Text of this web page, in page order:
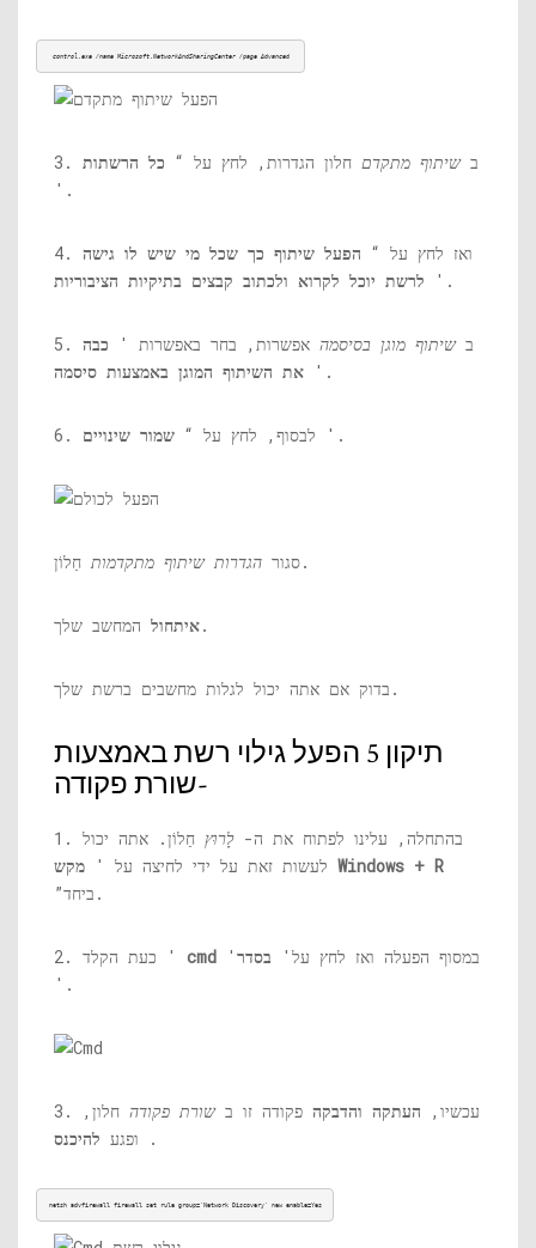
control.exe /name Microsoft.NetworkAndSharingCenter /page Advanced
3. בשיתוף מתקדם חלון הגדרות, לחץ על “ כל הרשתות
'.
4. ואז לחץ על “ הפעל שיתוף כך שכל מי שיש לו גישה
לרשת יוכל לקרוא ולכתוב קבצים בתיקיות הציבוריות '.
5. בשיתוף מוגן בסיסמה אפשרות, בחר באפשרות ' כבה
את השיתוף המוגן באמצעות סיסמה '.
6. לבסוף, לחץ על “ שמור שינויים '.
סגור הגדרות שיתוף מתקדמות חַלוֹן.
איתחולהמחשב שלך.
בדוק אם אתה יכול לגלות מחשבים ברשת שלך.
תיקון 5 הפעל גילוי רשת באמצעות
שורת פקודה-
1. בהתחלה, עלינו לפתוח את ה- לָרוּץ חַלוֹן. אתה יכול
לעשות זאת על ידי לחיצה על ' מקש Windows + R
”ביחד.
2. כעת הקלד ' cmd 'במסוף הפעלה ואז לחץ על' בסדר
'.
3. עכשיו, העתקה והדבקה פקודה זו בשורת פקודה חלון,
ופגע להיכנס .
netsh advfirewall firewall set rule group='Network Discovery' new enable=Yes